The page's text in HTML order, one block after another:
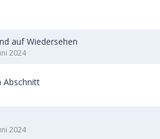
auf Wiedersehen
2024
Abschnitt
2024